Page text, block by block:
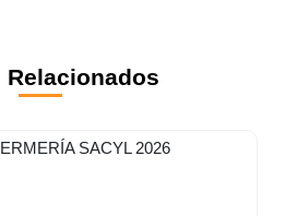
Relacionados